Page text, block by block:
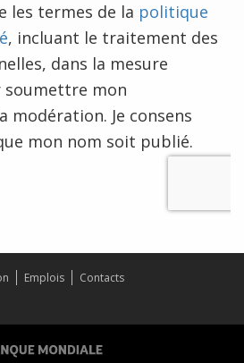
les termes de la politique
, incluant le traitement des
dans la mesure
soumettre mon
modération. Je consens
mon nom soit publié.
Emplois
Contacts